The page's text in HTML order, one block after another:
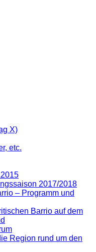
X)
etc.
2017/2018
– Programm und
Barrio auf dem
Region rund um den